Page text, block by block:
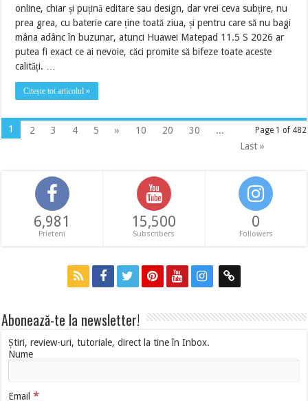
online, chiar și puțină editare sau design, dar vrei ceva subțire, nu
prea grea, cu baterie care ține toată ziua, și pentru care să nu bagi
mâna adânc în buzunar, atunci Huawei Matepad 11.5 S 2026 ar
putea fi exact ce ai nevoie, căci promite să bifeze toate aceste
calități. …
Citește tot articolul »
Page 1 of 482
1 2 3 4 5 » 10 20 30
...
Last »
6,981
Prieteni
15,500
Subscribers
0
Followers
Abonează-te la newsletter!
Știri, review-uri, tutoriale, direct la tine în Inbox.
Nume
Email*